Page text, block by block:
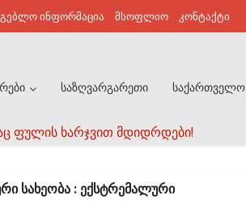
ინფორმაცია მსოფლიო კონტაქტი
ფულის ხარჯვით მდიდრდები!
საზღვარგარეთი საქართველო
ᲡᲐᲮᲔᲝᲑᲐ : ᲔᲥᲡᲢᲠᲔᲛᲐᲚᲣᲠᲘ